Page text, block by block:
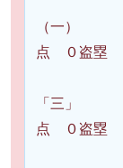
（一）
点 ０盗塁
「三」
点 ０盗塁